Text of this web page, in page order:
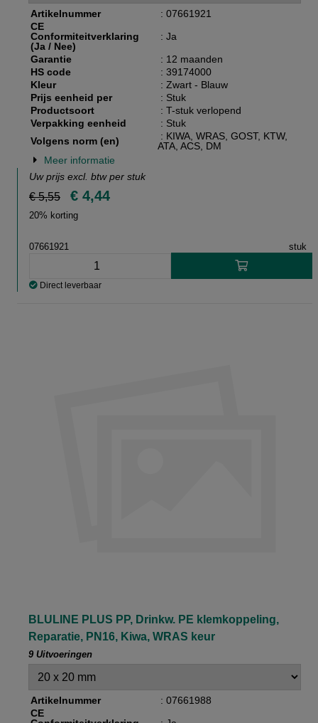
Artikelnummer
: 07661921
CE
Conformiteitverklaring
(Ja / Nee)
: Ja
Garantie
: 12 maanden
HS code
: 39174000
Kleur
: Zwart - Blauw
Prijs eenheid per
: Stuk
Productsoort
: T-stuk verlopend
Verpakking eenheid
: Stuk
Volgens norm (en)
: KIWA, WRAS, GOST, KTW,
ATA, ACS, DM
Meer informatie
Uw prijs excl. btw per stuk
€ 5,55 € 4,44
20% korting
07661921 stuk
Direct leverbaar
BLULINE PLUS PP, Drinkw. PE klemkoppeling,
Reparatie, PN16, Kiwa, WRAS keur
9 Uitvoeringen
Artikelnummer
: 07661988
CE